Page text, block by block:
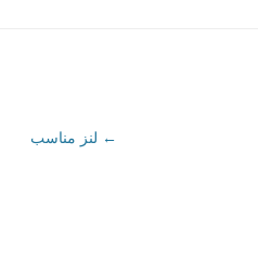
← لنز مناسب